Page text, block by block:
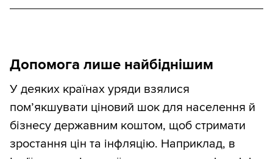
Допомога лише найбіднішим
У деяких країнах уряди взялися
помʼякшувати ціновий шок для населення й
бізнесу державним коштом, щоб стримати
зростання цін та інфляцію. Наприклад, в